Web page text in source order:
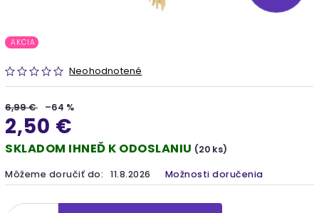
AKCIA
Neohodnotené
6,99 € –64 %
2,50 €
SKLADOM IHNEĎ K ODOSLANIU (20 ks)
Môžeme doručiť do: 11.8.2026 Možnosti doručenia